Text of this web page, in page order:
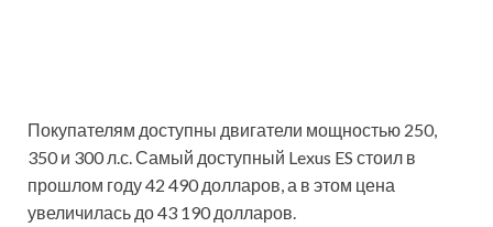
Покупателям доступны двигатели мощностью 250,
350 и 300 л.с. Самый доступный Lexus ES стоил в
прошлом году 42 490 долларов, а в этом цена
увеличилась до 43 190 долларов.